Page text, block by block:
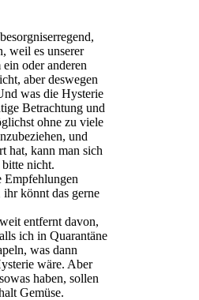
weil es unserer
oder anderen
aber deswegen
was die Hysterie
Betrachtung und
ohne zu viele
und
hat, kann man sich
nicht.
Empfehlungen
könnt das gerne
entfernt davon,
ich in Quarantäne
was dann
wäre. Aber
haben, sollen
Gemüse.